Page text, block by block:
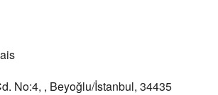
No:4, , Beyoğlu/İstanbul, 34435